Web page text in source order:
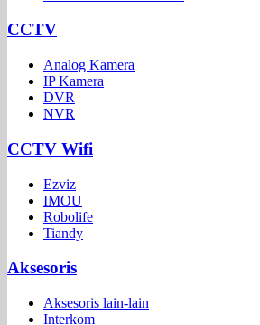
CCTV
Analog Kamera
IP Kamera
DVR
NVR
CCTV Wifi
Ezviz
IMOU
Robolife
Tiandy
Aksesoris
Aksesoris lain-lain
Interkom